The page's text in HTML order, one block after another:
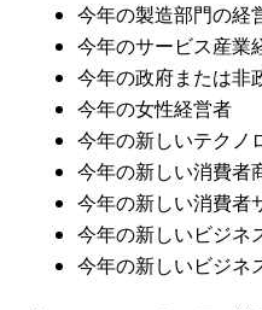
今年の製造部門の経
今年のサービス産業
今年の政府または非
今年の女性経営者
今年の新しいテクノ
今年の新しい消費者
今年の新しい消費者
今年の新しいビジネ
今年の新しいビジネ